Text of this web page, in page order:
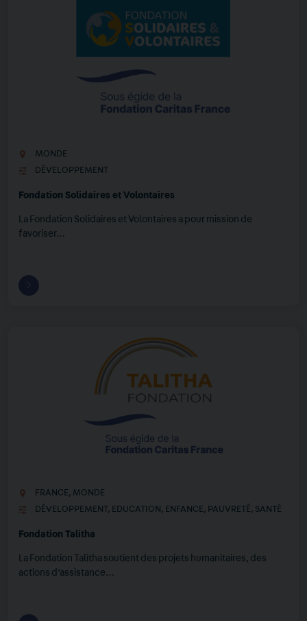
MONDE
DÉVELOPPEMENT
Fondation Solidaires et Volontaires
La Fondation Solidaires et Volontaires a pour mission de
favoriser…
FRANCE, MONDE
DÉVELOPPEMENT , EDUCATION , ENFANCE, PAUVRETÉ, SANTÉ
Fondation Talitha
La Fondation Talitha soutient des projets humanitaires, des
actions d’assistance…